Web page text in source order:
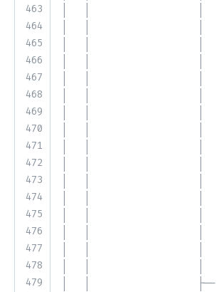
463
464
465
466
467
468
469
470
471
472
473
474
475
476
477
478
479
│   │                   │
│   │                   │
│   │                   │
│   │                   │
│   │                   │
│   │                   │
│   │                   │
│   │                   │
│   │                   │
│   │                   │
│   │                   │
│   │                   │
│   │                   │
│   │                   │
│   │                   │
│   │                   │
│   │                   ├──